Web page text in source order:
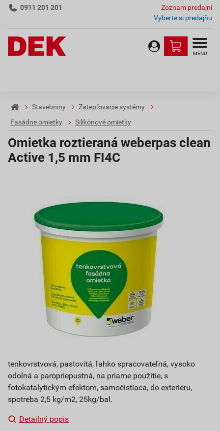
0911 201 201
Zoznam predajní
Vyberte si predajňu
MENU
Stavebniny
Zatepľovacie systémy
Fasádne omietky
Silikónové omietky
Omietka roztieraná weberpas clean
Active 1,5 mm FI4C
tenkovrstvová, pastovitá, ľahko spracovateľná, vysoko
odolná a paropriepustná, na priame použitie, s
fotokatalytickým efektom, samočistiaca, do exteriéru,
spotreba 2,5 kg/m2, 25kg/bal.
Detailný popis